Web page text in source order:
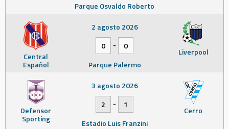
Parque Osvaldo Roberto
Central
Español
Liverpool
2 agosto 2026
0
-
0
Parque Palermo
Defensor
Sporting
Cerro
3 agosto 2026
2
-
1
Estadio Luis Franzini